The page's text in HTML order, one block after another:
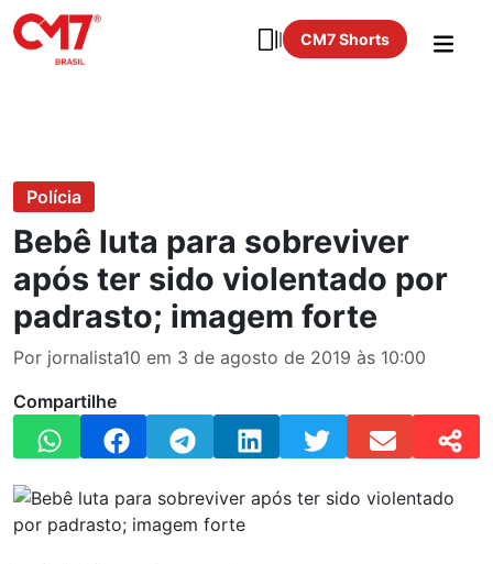
CM7 Shorts
Polícia
Bebê luta para sobreviver
após ter sido violentado por
padrasto; imagem forte
Por jornalista10 em 3 de agosto de 2019 às 10:00
Compartilhe